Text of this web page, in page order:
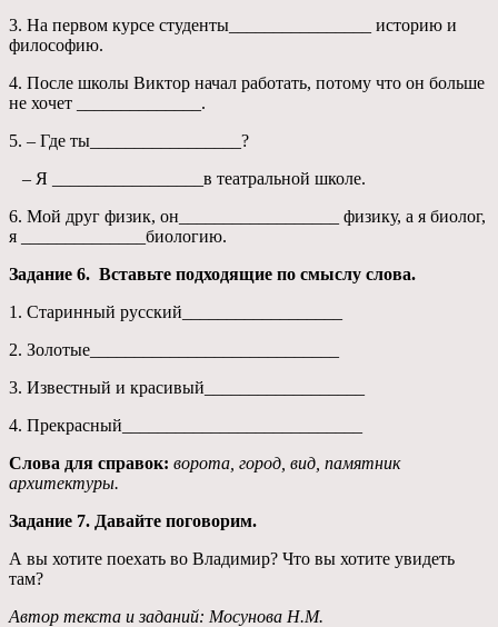
3. На первом курсе студенты________________ историю и
философию.
4. После школы Виктор начал работать, потому что он больше
не хочет ______________.
5. – Где ты_________________?
– Я _________________в театральной школе.
6. Мой друг физик, он__________________ физику, а я биолог,
я ______________биологию.
Задание 6. Вставьте подходящие по смыслу слова.
1. Старинный русский__________________
2. Золотые____________________________
3. Известный и красивый__________________
4. Прекрасный___________________________
Слова для справок: ворота, город, вид, памятник
архитектуры.
Задание 7. Давайте поговорим.
А вы хотите поехать во Владимир? Что вы хотите увидеть
там?
Автор текста и заданий: Мосунова Н.М.